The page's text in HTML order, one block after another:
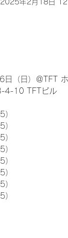
年2月18日
日（日）＠TFT
4-10 TFTビル
）